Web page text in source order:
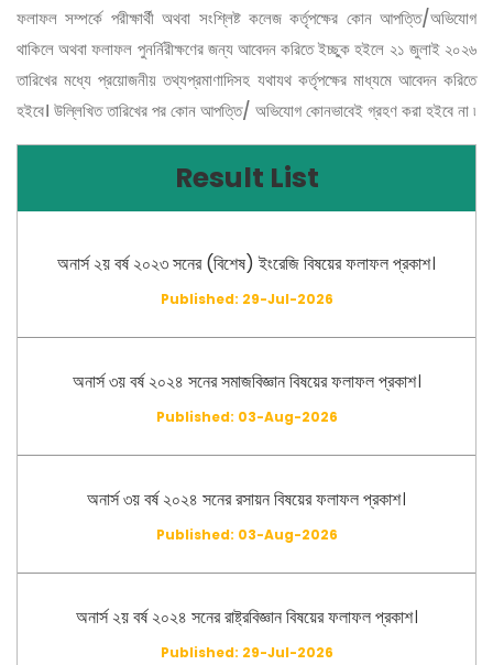
ফলাফল সম্পর্কে পরীক্ষার্থী অথবা সংশ্লিষ্ট কলেজ কর্তৃপক্ষের কোন আপত্তি/অভিযোগ
থাকিলে অথবা ফলাফল পুনর্নিরীক্ষণের জন্য আবেদন করিতে ইচ্ছুক হইলে ২১ জুলাই ২০২৬
তারিখের মধ্যে প্রয়োজনীয় তথ্যপ্রমাণাদিসহ যথাযথ কর্তৃপক্ষের মাধ্যমে আবেদন করিতে
হইবে। উল্লিখিত তারিখের পর কোন আপত্তি/ অভিযোগ কোনভাবেই গ্রহণ করা হইবে না ৷
Result List
অনার্স ২য় বর্ষ ২০২৩ সনের (বিশেষ) ইংরেজি বিষয়ের ফলাফল প্রকাশ।
Published: 29-Jul-2026
অনার্স ৩য় বর্ষ ২০২৪ সনের সমাজবিজ্ঞান বিষয়ের ফলাফল প্রকাশ।
Published: 03-Aug-2026
অনার্স ৩য় বর্ষ ২০২৪ সনের রসায়ন বিষয়ের ফলাফল প্রকাশ।
Published: 03-Aug-2026
অনার্স ২য় বর্ষ ২০২৪ সনের রাষ্ট্রবিজ্ঞান বিষয়ের ফলাফল প্রকাশ।
Published: 29-Jul-2026